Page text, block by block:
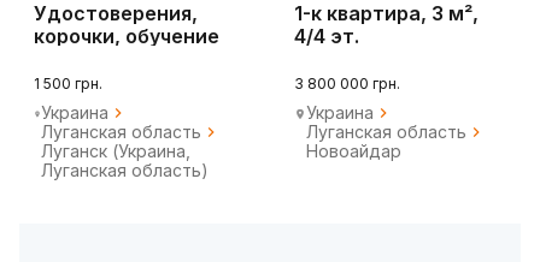
Удостоверения,
корочки, обучение
1 500 грн.
Украина
Луганская область
Луганск (Украина,
Луганская область)
1-к квартира, 3 м²,
4/4 эт.
3 800 000 грн.
Украина
Луганская область
Новоайдар